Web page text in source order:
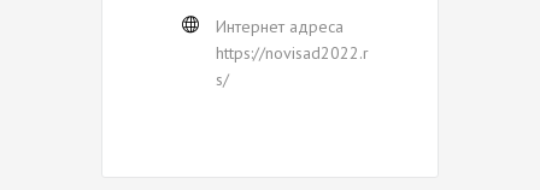
Интернет адреса
https://novisad2022.r
s/